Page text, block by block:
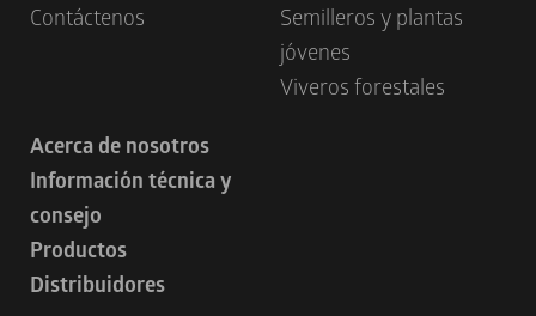
Contáctenos
Semilleros y plantas
jóvenes
Viveros forestales
Acerca de nosotros
Información técnica y
consejo
Productos
Distribuidores